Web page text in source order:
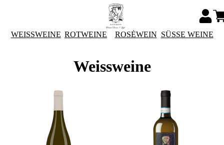
WEISSWEINE ROTWEINE ROSÈWEIN SÜSSE WEINE
Weissweine